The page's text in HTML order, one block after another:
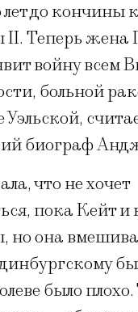
лет до кончины
II. Теперь жена
войну всем
больной
Уэльской,
биограф
что не хочет
пока Кейт и
но она
было